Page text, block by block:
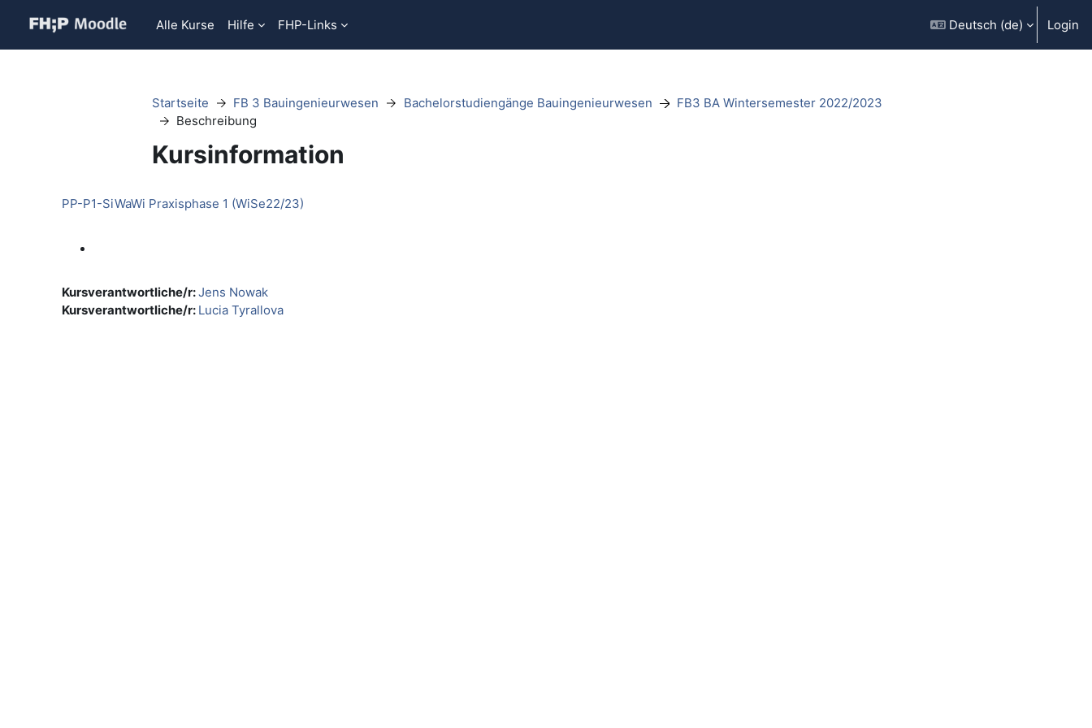
Alle Kurse
Hilfe FHP-Links Deutsch ‎(de)‎ Login
Startseite FB 3 Bauingenieurwesen Bachelorstudiengänge Bauingenieurwesen
FB3 BA Wintersemester 2022/2023
Beschreibung
Kursinformation
PP-P1-SiWaWi Praxisphase 1 (WiSe22/23)
Kursverantwortliche/r:Jens Nowak
Kursverantwortliche/r: Lucia Tyrallova